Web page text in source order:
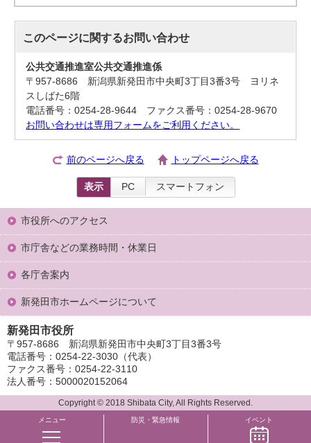
このページに関するお問い合わせ
公共交通推進室公共交通推進係
〒957-8686 新潟県新発田市中央町3丁目3番3号 ヨリネ
スしばた6階
電話番号：0254-28-9644 ファクス番号：0254-28-9670
お問い合わせは専用フォームをご利用ください。
前のページへ戻る トップページへ戻る
表示 PC スマートフォン
メニュー 防災・緊急情報 イベント
市役所へのアクセス
市庁舎などの業務時間・休業日
各庁舎案内
新発田市ホームページについて
新発田市役所
〒957-8686 新潟県新発田市中央町3丁目3番3号
電話番号：0254-22-3030（代表）
ファクス番号：0254-22-3110
法人番号：5000020152064
Copyright © 2018 Shibata City, All Rights Reserved.